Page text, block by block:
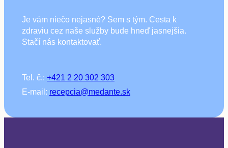
Je vám niečo nejasné? Sem s tým. Cesta k
zdraviu cez naše služby bude hneď jasnejšia.
Stačí nás kontaktovať.
Tel. č.: +421 2 20 302 303
E-mail: recepcia@medante.sk